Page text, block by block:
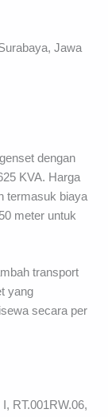
Jawa
dengan
KVA. Harga
termasuk biaya
meter untuk
transport
yang
secara per
RT.001RW.06,